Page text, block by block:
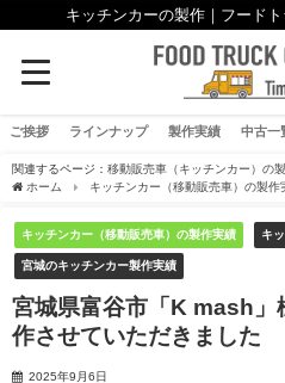
キッチンカーの製作｜フード
ご挨拶 ラインナップ 製作実績 中古一
関連するページ： 移動販売車（キッチンカー）の
ホーム
キッチンカー（移動販売車）の製作
キッチンカー（移動販売車）の製作実績 キ
宮城のキッチンカー製作実績
宮城県富谷市「K mash」
作させていただきました
2025年9月6日